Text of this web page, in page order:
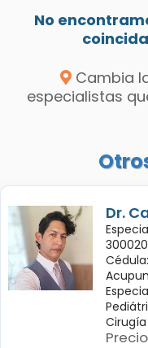
No
Cambia
especialistas
Dr.